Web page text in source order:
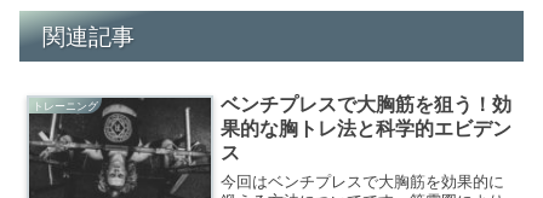
関連記事
トレーニング
ベンチプレスで大胸筋を狙う！効
果的な胸トレ法と科学的エビデン
ス
今回はベンチプレスで大胸筋を効果的に